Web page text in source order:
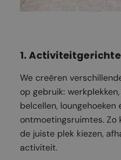
1.
We creëren
op gebruik:
belcellen, loungehoeken
ontmoetingsruimtes. Zo
de juiste plek kiezen,
activiteit.